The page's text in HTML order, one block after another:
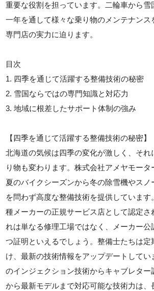
重要な役割を担っています。二輪車から雪
一年を通して様々な乗り物のメンテナンス
専門店の実力に迫ります。
目次
1. 四季を通じて活躍する整備技術の秘密
2. 雪国ならではの専門知識と対応力
3. 地域に根差したサポート体制の強み
【四季を通じて活躍する整備技術の秘密】
北海道の気候は四季の変化が激しく、それ
り物も変わります。株式会社アメヤモー
夏のバイクシーズンから冬の除雪機やスノ
を問わず高度な整備技術を提供しています
種メーカーの正規サービス店として認定さ
れは単なる修理工場ではなく、メーカー
つ証明といえるでしょう。整備士たちは定
け、最新の技術情報をアップデートして
のインジェクション技術からキャブレター
から最新モデルまで対応可能な技術力は、